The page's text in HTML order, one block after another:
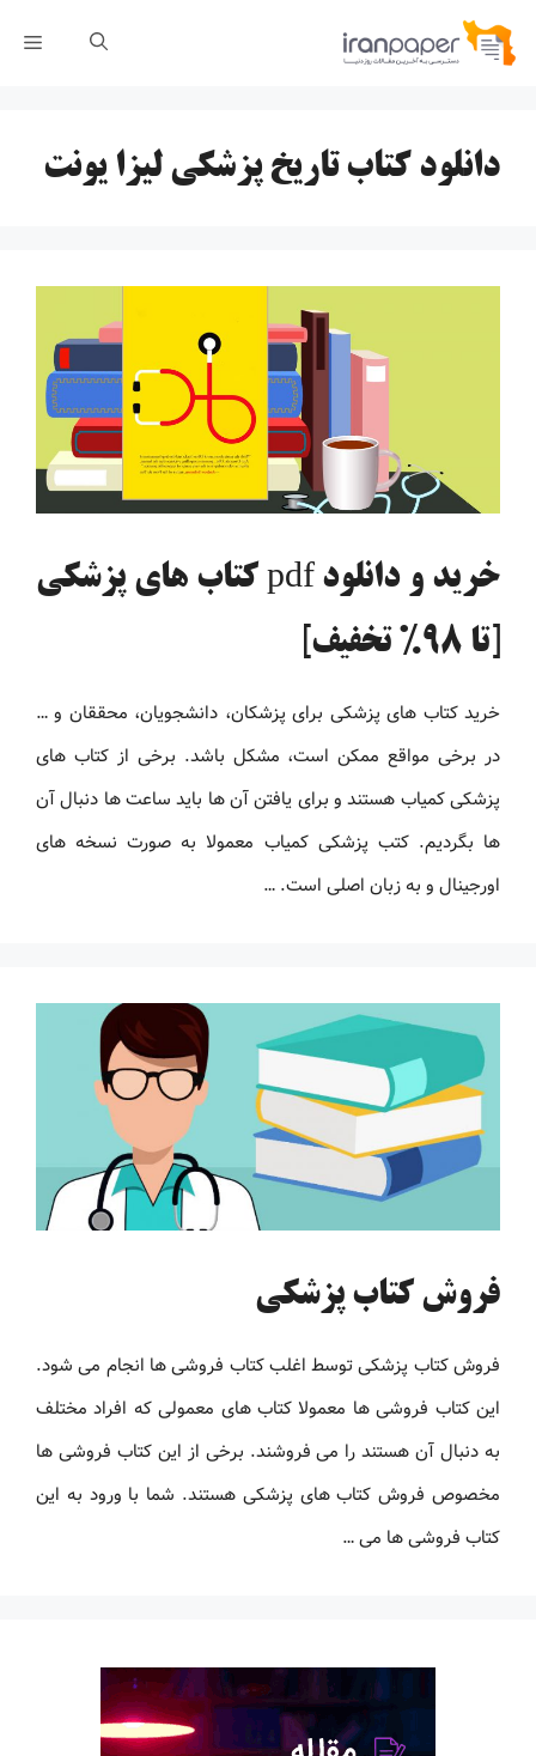
پرش
دانلود کتاب تاریخ پزشکی لیزا یونت
خرید و دانلود pdf کتاب های پزشکی
[تا 98% تخفیف]
خرید کتاب های پزشکی برای پزشکان، دانشجویان، محققان و …
در برخی مواقع ممکن است، مشکل باشد. برخی از کتاب های
پزشکی کمیاب هستند و برای یافتن آن ها باید ساعت ها دنبال آن
ها بگردیم. کتب پزشکی کمیاب معمولا به صورت نسخه های
اورجینال و به زبان اصلی است. …
فروش کتاب پزشکی
فروش کتاب پزشکی توسط اغلب کتاب فروشی ها انجام می شود.
این کتاب فروشی ها معمولا کتاب های معمولی که افراد مختلف
به دنبال آن هستند را می فروشند. برخی از این کتاب فروشی ها
مخصوص فروش کتاب های پزشکی هستند. شما با ورود به این
کتاب فروشی ها می …